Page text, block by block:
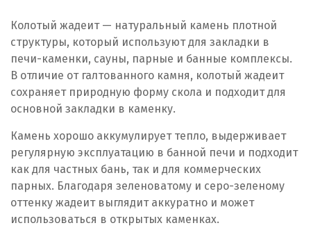
Колотый жадеит — натуральный камень плотной
структуры, который используют для закладки в
печи-каменки, сауны, парные и банные комплексы.
В отличие от галтованного камня, колотый жадеит
сохраняет природную форму скола и подходит для
основной закладки в каменку.
Камень хорошо аккумулирует тепло, выдерживает
регулярную эксплуатацию в банной печи и подходит
как для частных бань, так и для коммерческих
парных. Благодаря зеленоватому и серо-зеленому
оттенку жадеит выглядит аккуратно и может
использоваться в открытых каменках.